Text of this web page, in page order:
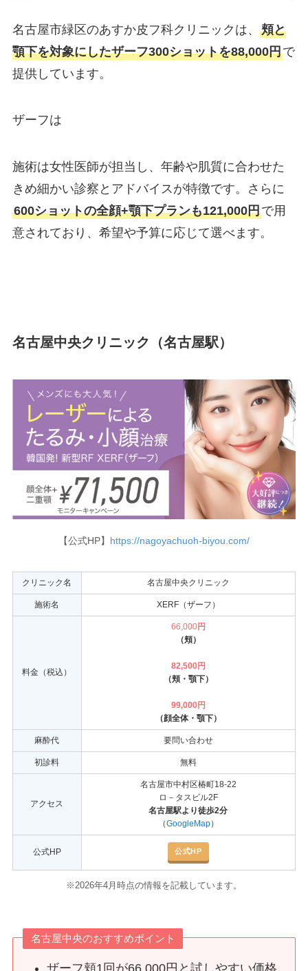
名古屋市緑区のあすか皮フ科クリニックは、 頬と
顎下を対象にしたザーフ300ショットを88,000円で
提供しています。
ザーフは
施術は女性医師が担当し、年齢や肌質に合わせた
きめ細かい診察とアドバイスが特徴です。さらに
600ショットの全顔+顎下プランも121,000円で用
意されており、希望や予算に応じて選べます。
名古屋中央クリニック（名古屋駅）
【公式HP】 https://nagoyachuoh-biyou.com/
クリニック名 名古屋中央クリニック
施術名 XERF（ザーフ）
料金（税込）
66,000円
（頬）
82,500円
（頬・顎下）
99,000円
（顔全体・顎下）
麻酔代 要問い合わせ
初診料 無料
アクセス
名古屋市中村区椿町18-22
ロ－タスビル2F
名古屋駅より徒歩2分
（GoogleMap）
公式HP 公式HP
※2026年4月時点の情報を記載しています。
名古屋中央のおすすめポイント